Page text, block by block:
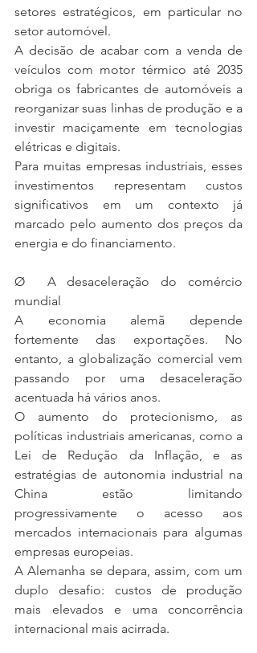
setores estratégicos, em particular no
setor automóvel.
A decisão de acabar com a venda de
veículos com motor térmico até 2035
obriga os fabricantes de automóveis a
reorganizar suas linhas de produção e a
investir maciçamente em tecnologias
elétricas e digitais.
Para muitas empresas industriais, esses
investimentos representam custos
significativos em um contexto já
marcado pelo aumento dos preços da
energia e do financiamento.
Ø  A desaceleração do comércio
mundial
A economia alemã depende
fortemente das exportações. No
entanto, a globalização comercial vem
passando por uma desaceleração
acentuada há vários anos.
O aumento do protecionismo, as
políticas industriais americanas, como a
Lei de Redução da Inflação, e as
estratégias de autonomia industrial na
China estão limitando
progressivamente o acesso aos
mercados internacionais para algumas
empresas europeias.
A Alemanha se depara, assim, com um
duplo desafio: custos de produção
mais elevados e uma concorrência
internacional mais acirrada.